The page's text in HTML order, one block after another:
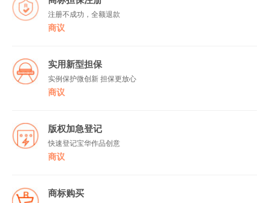
注册不成功，全额退款
商议
实用新型担保
实例保护微创新 担保更放心
商议
版权加急登记
快速登记宝华作品创意
商议
商标购买